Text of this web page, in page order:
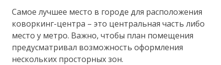
Самое лучшее место в городе для расположения
коворкинг-центра – это центральная часть либо
место у метро. Важно, чтобы план помещения
предусматривал возможность оформления
нескольких просторных зон.